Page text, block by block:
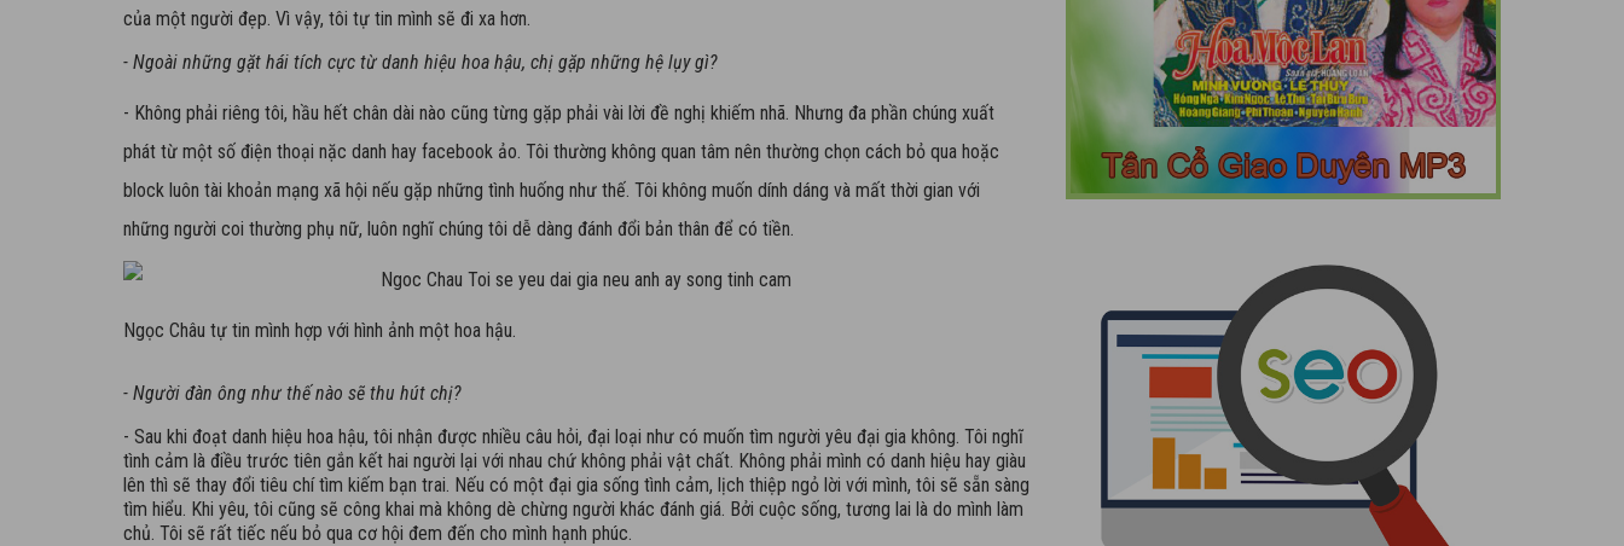
của một người đẹp. Vì vậy, tôi tự tin mình sẽ đi xa hơn.
- Ngoài những gặt hái tích cực từ danh hiệu hoa hậu, chị gặp những hệ lụy gì?
- Không phải riêng tôi, hầu hết chân dài nào cũng từng gặp phải vài lời đề nghị khiếm nhã. Nhưng đa phần chúng xuất
phát từ một số điện thoại nặc danh hay facebook ảo. Tôi thường không quan tâm nên thường chọn cách bỏ qua hoặc
block luôn tài khoản mạng xã hội nếu gặp những tình huống như thế. Tôi không muốn dính dáng và mất thời gian với
những người coi thường phụ nữ, luôn nghĩ chúng tôi dễ dàng đánh đổi bản thân để có tiền.
Ngọc Châu tự tin mình hợp với hình ảnh một hoa hậu.
- Người đàn ông như thế nào sẽ thu hút chị?
- Sau khi đoạt danh hiệu hoa hậu, tôi nhận được nhiều câu hỏi, đại loại như có muốn tìm người yêu đại gia không. Tôi nghĩ
tình cảm là điều trước tiên gắn kết hai người lại với nhau chứ không phải vật chất. Không phải mình có danh hiệu hay giàu
lên thì sẽ thay đổi tiêu chí tìm kiếm bạn trai. Nếu có một đại gia sống tình cảm, lịch thiệp ngỏ lời với mình, tôi sẽ sẵn sàng
tìm hiểu. Khi yêu, tôi cũng sẽ công khai mà không dè chừng người khác đánh giá. Bởi cuộc sống, tương lai là do mình làm
chủ. Tôi sẽ rất tiếc nếu bỏ qua cơ hội đem đến cho mình hạnh phúc.